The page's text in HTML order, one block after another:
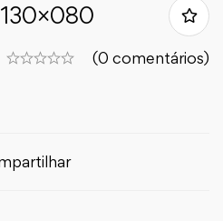
(0 comentários)